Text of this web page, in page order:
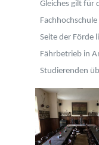
Gleiches gilt für
Seite der Förde
Fährbetrieb in
Studierenden